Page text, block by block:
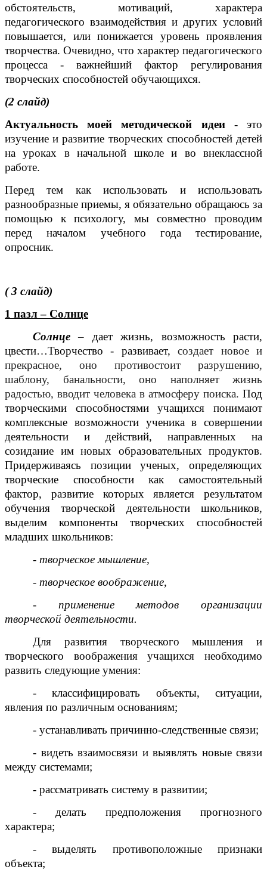
обстоятельств, мотиваций, характера
педагогического взаимодействия и других условий
повышается, или понижается уровень проявления
творчества. Очевидно, что характер педагогического
процесса - важнейший фактор регулирования
творческих способностей обучающихся.
(2 слайд)
Актуальность моей методической идеи- это
изучение и развитие творческих способностей детей
на уроках в начальной школе и во внеклассной
работе.
Перед тем как использовать и использовать
разнообразные приемы, я обязательно обращаюсь за
помощью к психологу, мы совместно проводим
перед началом учебного года тестирование,
опросник.
( 3 слайд)
1 пазл – Солнце
Солнце– дает жизнь, возможность расти,
цвести…Творчество - развивает, создает новое и
прекрасное, оно противостоит разрушению,
шаблону, банальности, оно наполняет жизнь
радостью, вводит человека в атмосферу поиска. Под
творческими способностями учащихся понимают
комплексные возможности ученика в совершении
деятельности и действий, направленных на
созидание им новых образовательных продуктов.
Придерживаясь позиции ученых, определяющих
творческие способности как самостоятельный
фактор, развитие которых является результатом
обучения творческой деятельности школьников,
выделим компоненты творческих способностей
младших школьников:
- творческое мышление,
- творческое воображение,
- применение методов организации
творческой деятельности.
Для развития творческого мышления и
творческого воображения учащихся необходимо
развить следующие умения:
- классифицировать объекты, ситуации,
явления по различным основаниям;
- устанавливать причинно-следственные связи;
- видеть взаимосвязи и выявлять новые связи
между системами;
- рассматривать систему в развитии;
- делать предположения прогнозного
характера;
- выделять противоположные признаки
объекта;